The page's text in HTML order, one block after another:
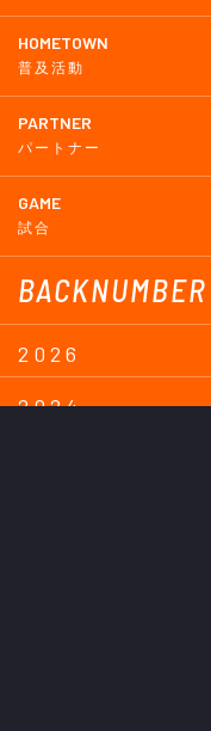
HOMETOWN
普及活動
PARTNER
パートナー
GAME
試合
BACKNUMBER
2026
2024